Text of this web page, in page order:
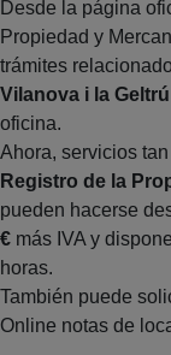
Desde la página
Propiedad y
trámites
Vilanova i la Geltrú
oficina.
Ahora, servicios
Registro de la
pueden hacerse
€ más IVA y
horas.
También puede
Online notas de